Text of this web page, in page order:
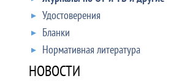
Удостоверения
Бланки
Нормативная литература
НОВОСТИ